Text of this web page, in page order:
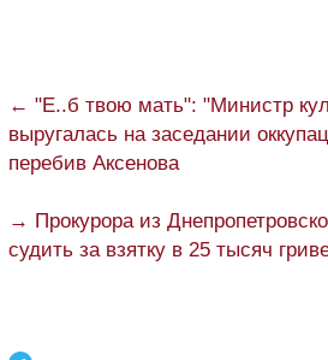
← "Е..б твою мать": "Министр
выругалась на заседании
перебив Аксенова
→ Прокурора из
судить за взятку в 25 тысяч